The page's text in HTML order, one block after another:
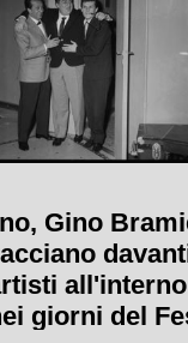
Gino
giorni del